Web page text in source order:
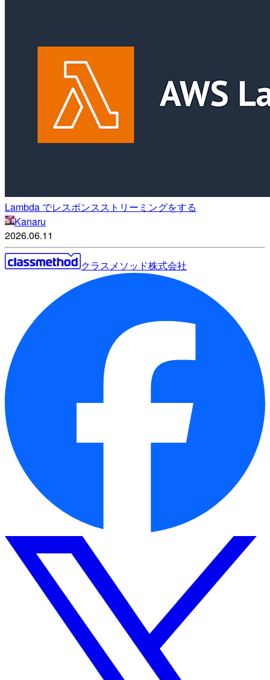
Lambda でレスポンスストリーミングをする
Kanaru
2026.06.11
クラスメソッド株式会社